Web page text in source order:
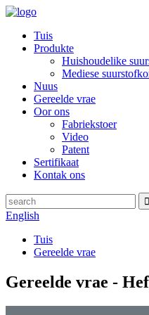
Tuis
Produkte
Huishoudelike
Mediese
Nuus
Gereelde vrae
Oor ons
Fabriekstoer
Video
Patent
Sertifikaat
Kontak ons
English
Tuis
Gereelde vrae
Gereelde vrae -